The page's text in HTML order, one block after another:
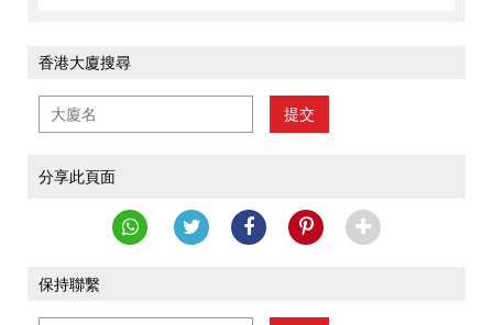
香港大廈搜尋
提交
分享此頁面
保持聯繫